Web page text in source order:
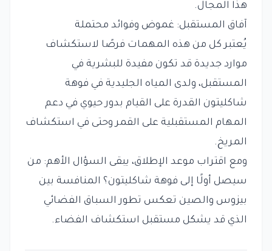
هذا المجال.
آفاق المستقبل: غموض وفوائد محتملة
يُعتبر كل من هذه المهمات فرصًا لاستكشاف
موارد جديدة قد تكون مفيدة للبشرية في
المستقبل، ولدى المياه الجليدية في فوهة
شاكليتون القدرة على القيام بدور حيوي في دعم
المهام المستقبلية على القمر وحتى في استكشاف
المريخ.
ومع اقتراب موعد الإطلاق، يبقى السؤال الأهم: من
سيصل أولًا إلى فوهة شاكليتون؟ المنافسة بين
بيزوس والصين تعكس تطور السباق الفضائي
الذي قد يشكل مستقبل استكشاف الفضاء.